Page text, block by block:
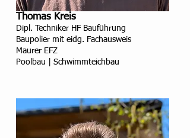
Thomas Kreis
Dipl. Techniker HF Bauführung
Baupolier mit eidg. Fachausweis
Maurer EFZ
Poolbau | Schwimmteichbau